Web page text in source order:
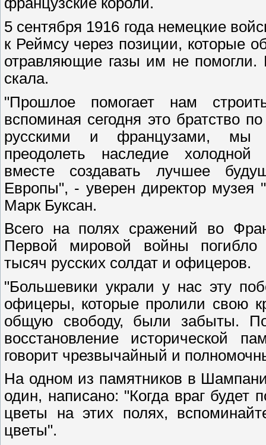
5 сентября 1916 года немецкие
к Реймсу через позиции, которые
отравляющие газы им не помогли.
скала.
"Прошлое помогает нам
вспоминая сегодня это братство
русскими и французами, мы
преодолеть наследие
вместе создавать лучшее
Европы", - уверен директор музея
Марк Буксан.
Всего на полях сражений во
Первой мировой войны погибло
тысяч русских солдат и офицеров.
"Большевики украли у нас эту
офицеры, которые пролили свою
общую свободу, были забыты.
восстановление исторической
говорит чрезвычайный и
На одном из памятников в
один, написано: "Когда враг
цветы на этих полях,
цветы".